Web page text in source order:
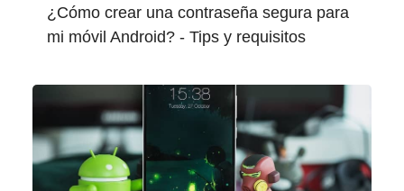
¿Cómo crear una contraseña segura para
mi móvil Android? - Tips y requisitos